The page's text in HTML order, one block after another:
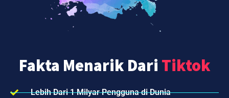
Fakta Menarik Dari Tiktok
Lebih Dari 1 Milyar Pengguna di Dunia